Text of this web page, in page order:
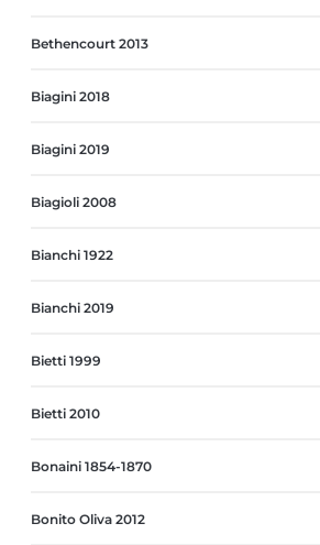
Bethencourt 2013
Biagini 2018
Biagini 2019
Biagioli 2008
Bianchi 1922
Bianchi 2019
Bietti 1999
Bietti 2010
Bonaini 1854-1870
Bonito Oliva 2012